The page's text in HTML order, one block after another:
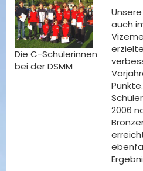
Die C-Schülerinnen
bei der DSMM
auch
2006